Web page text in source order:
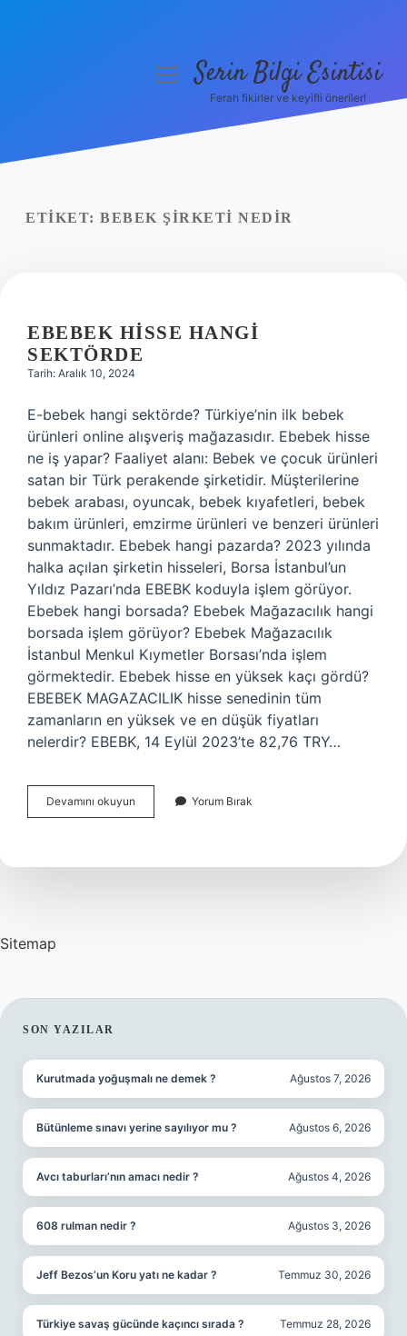
Yasal Uyarı
menüyüSerin Bilgi Esintisi
Ferah fikirler ve keyifli öneriler!
ETIKET: BEBEK ŞIRKETI NEDIR
EBEBEK HISSE HANGI
SEKTÖRDE
Tarih: Aralık 10, 2024
E-bebek hangi sektörde? Türkiye’nin ilk bebek
ürünleri online alışveriş mağazasıdır. Ebebek hisse
ne iş yapar? Faaliyet alanı: Bebek ve çocuk ürünleri
satan bir Türk perakende şirketidir. Müşterilerine
bebek arabası, oyuncak, bebek kıyafetleri, bebek
bakım ürünleri, emzirme ürünleri ve benzeri ürünleri
sunmaktadır. Ebebek hangi pazarda? 2023 yılında
halka açılan şirketin hisseleri, Borsa İstanbul’un
Yıldız Pazarı’nda EBEBK koduyla işlem görüyor.
Ebebek hangi borsada? Ebebek Mağazacılık hangi
borsada işlem görüyor? Ebebek Mağazacılık
İstanbul Menkul Kıymetler Borsası’nda işlem
görmektedir. Ebebek hisse en yüksek kaçı gördü?
EBEBEK MAGAZACILIK hisse senedinin tüm
zamanların en yüksek ve en düşük fiyatları
nelerdir? EBEBK, 14 Eylül 2023’te 82,76 TRY…
Devamını okuyun
Hisse
Yorum Bırak
Sitemap
SIDEBAR
SON YAZILAR
Kurutmada yoğuşmalı ne demek ? Ağustos 7, 2026
Bütünleme sınavı yerine sayılıyor mu ? Ağustos 6, 2026
Avcı taburları’nın amacı nedir ? Ağustos 4, 2026
608 rulman nedir ? Ağustos 3, 2026
Jeff Bezos’un Koru yatı ne kadar ? Temmuz 30, 2026
Türkiye savaş gücünde kaçıncı sırada ? Temmuz 28, 2026